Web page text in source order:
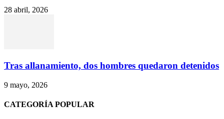
28 abril, 2026
Tras allanamiento, dos hombres quedaron detenidos
9 mayo, 2026
CATEGORÍA POPULAR